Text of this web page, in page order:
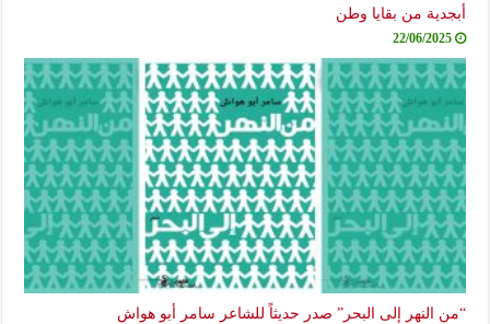
أبجدية من بقايا وطن
22/06/2025
“من النهر إلى البحر” صدر حديثاً للشاعر سامر أبو هواش